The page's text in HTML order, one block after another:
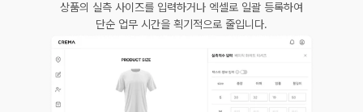
상품의 실측 사이즈를 입력하거나 엑셀로 일괄 등록하여
단순 업무 시간을 획기적으로 줄입니다.